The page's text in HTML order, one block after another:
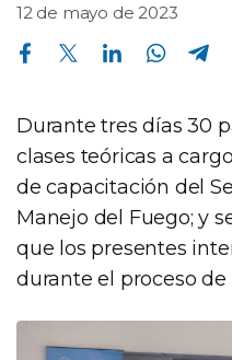
12 de mayo de 2023
Compartir en Facebook Compartir en Twitter Compartir en Linkedin Compartir en Whatsapp
Durante tres días 30
clases teóricas a
de capacitación del
Manejo del Fuego; y
que los presentes
durante el proceso de